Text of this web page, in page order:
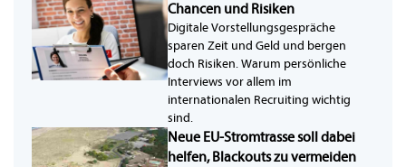
Chancen und Risiken
Digitale Vorstellungsgespräche
sparen Zeit und Geld und bergen
doch Risiken. Warum persönliche
Interviews vor allem im
internationalen Recruiting wichtig
sind.
Neue EU-Stromtrasse soll dabei
helfen, Blackouts zu vermeiden